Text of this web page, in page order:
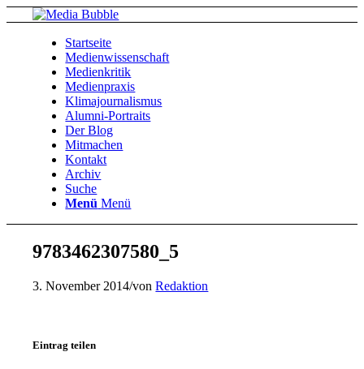
Startseite
Medienwissenschaft
Medienkritik
Medienpraxis
Klimajournalismus
Alumni-Portraits
Der Blog
Mitmachen
Kontakt
Archiv
Suche
Menü Menü
9783462307580_5
3. November 2014/vonRedaktion
Eintrag teilen